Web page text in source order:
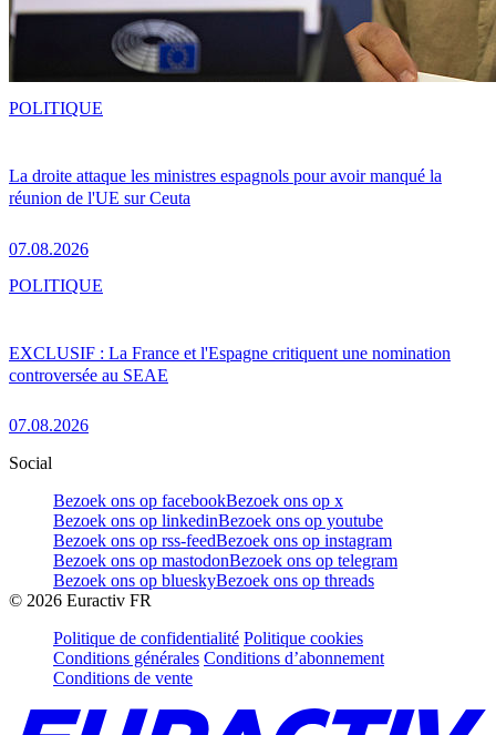
La droite attaque les ministres espagnols pour avoir manqué la
réunion de l'UE sur Ceuta
07.08.2026
POLITIQUE
EXCLUSIF : La France et l'Espagne critiquent une nomination
controversée au SEAE
07.08.2026
POLITIQUE
Social
Bezoek ons op facebookBezoek ons op x
Bezoek ons op linkedinBezoek ons op youtube
Bezoek ons op rss-feedBezoek ons op instagram
Bezoek ons op mastodonBezoek ons op telegram
Bezoek ons op blueskyBezoek ons op threads
© 2026 Euractiv FR
Politique de confidentialité Politique cookies
Conditions générales Conditions d’abonnement
Conditions de vente